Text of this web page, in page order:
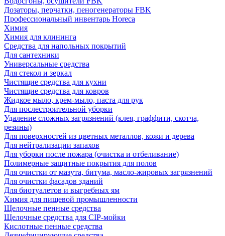
Дозаторы, перчатки, пеногенераторы FBK
Профессиональный инвентарь Horeca
Химия
Химия для клининга
Средства для напольных покрытий
Для сантехники
Универсальные средства
Для стекол и зеркал
Чистящие средства для кухни
Чистящие средства для ковров
Жидкое мыло, крем-мыло, паста для рук
Для послестроительной уборки
Удаление сложных загрязнений (клея, граффити, скотча,
резины)
Для поверхностей из цветных металлов, кожи и дерева
Для нейтрализации запахов
Для уборки после пожара (очистка и отбеливание)
Полимерные защитные покрытия для полов
Для очистки от мазута, битума, масло-жировых загрязнений
Для очистки фасадов зданий
Для биотуалетов и выгребных ям
Химия для пищевой промышленности
Щелочные пенные средства
Щелочные средства для CIP-мойки
Кислотные пенные средства